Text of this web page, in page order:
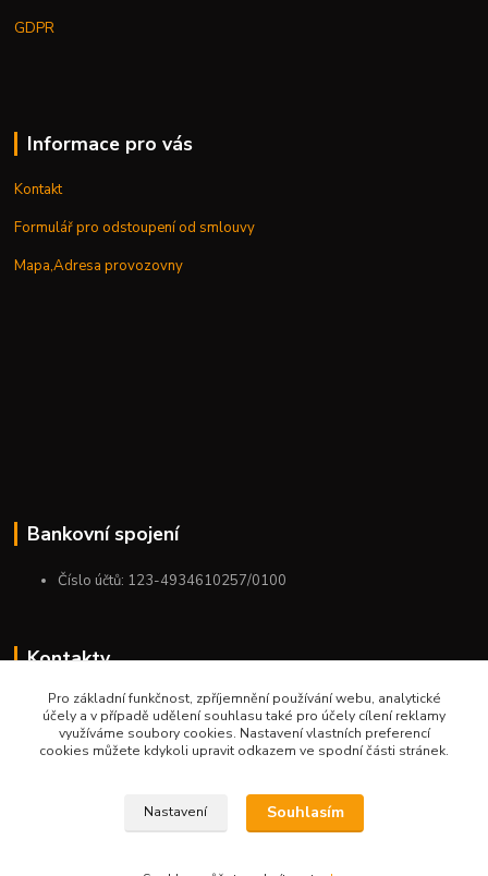
GDPR
Informace pro vás
Kontakt
Formulář pro odstoupení od smlouvy
Mapa,Adresa provozovny
Bankovní spojení
Číslo účtů: 123-4934610257/0100
Kontakty
+420 775 954 963
9:00-12:00-13:00-16:00
Pro základní funkčnost, zpříjemnění používání webu, analytické
účely a v případě udělení souhlasu také pro účely cílení reklamy
využíváme soubory cookies. Nastavení vlastních preferencí
cookies můžete kdykoli upravit odkazem ve spodní části stránek.
Nastavení Souhlasím